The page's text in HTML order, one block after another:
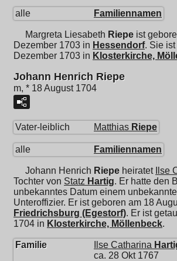
alle Familiennamen
Margreta Liesabeth Riepe ist
Dezember 1703 in Hessendorf. Sie
Dezember 1703 in Klosterkirche,
Johann Henrich Riepe
m, * 18 August 1704
Vater-leiblich Matthias Riepe
alle Familiennamen
Johann Henrich Riepe heiratet Ilse
Tochter von Statz Hartig. Er hatte den
unbekanntes Datum einem
Unteroffizier. Er ist geboren am 18
Friedrichsburg (Egestorf). Er ist
1704 in Klosterkirche, Möllenbeck.
Familie Ilse Catharina
ca. 28 Okt 1767